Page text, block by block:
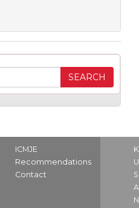
ICMJE
Recommendations
Contact